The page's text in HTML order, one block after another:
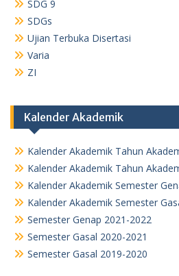
SDG 9
SDGs
Ujian Terbuka Disertasi
Varia
ZI
Kalender Akademik
Kalender Akademik Tahun
Kalender Akademik Tahun
Kalender Akademik Semester
Kalender Akademik Semester
Semester Genap 2021-2022
Semester Gasal 2020-2021
Semester Gasal 2019-2020